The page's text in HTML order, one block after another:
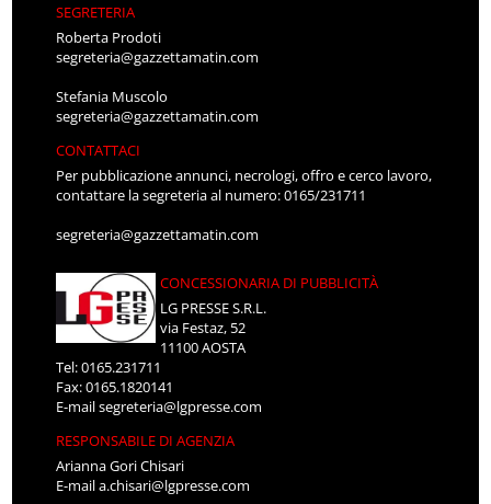
SEGRETERIA
Roberta Prodoti
segreteria@gazzettamatin.com
Stefania Muscolo
segreteria@gazzettamatin.com
CONTATTACI
Per pubblicazione annunci, necrologi, offro e cerco lavoro,
contattare la segreteria al numero: 0165/231711
segreteria@gazzettamatin.com
CONCESSIONARIA DI PUBBLICITÀ
LG PRESSE S.R.L.
via Festaz, 52
11100 AOSTA
Tel: 0165.231711
Fax: 0165.1820141
E-mailsegreteria@lgpresse.com
RESPONSABILE DI AGENZIA
Arianna Gori Chisari
E-maila.chisari@lgpresse.com